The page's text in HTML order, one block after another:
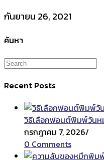
กันยายน 26, 2021
ค้นหา
Recent Posts
วิธีเลือกฟอนต์พิมพ์วันห
กรกฎาคม 7, 2026/
0 Comments